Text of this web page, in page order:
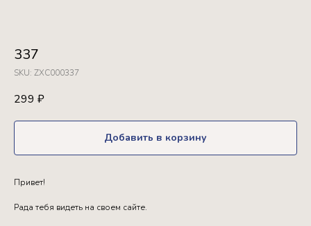
337
SKU: ZXC000337
299 ₽
Добавить в корзину
Привет!
Рада тебя видеть на своем сайте.